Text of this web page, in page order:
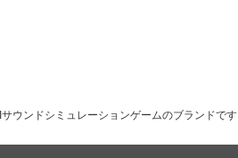
サウンドシミュレーションゲームのブランドで